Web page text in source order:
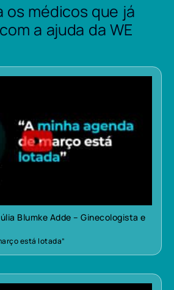
os médicos que já
a ajuda da WE
Blumke Adde – Ginecologista e
está lotada”